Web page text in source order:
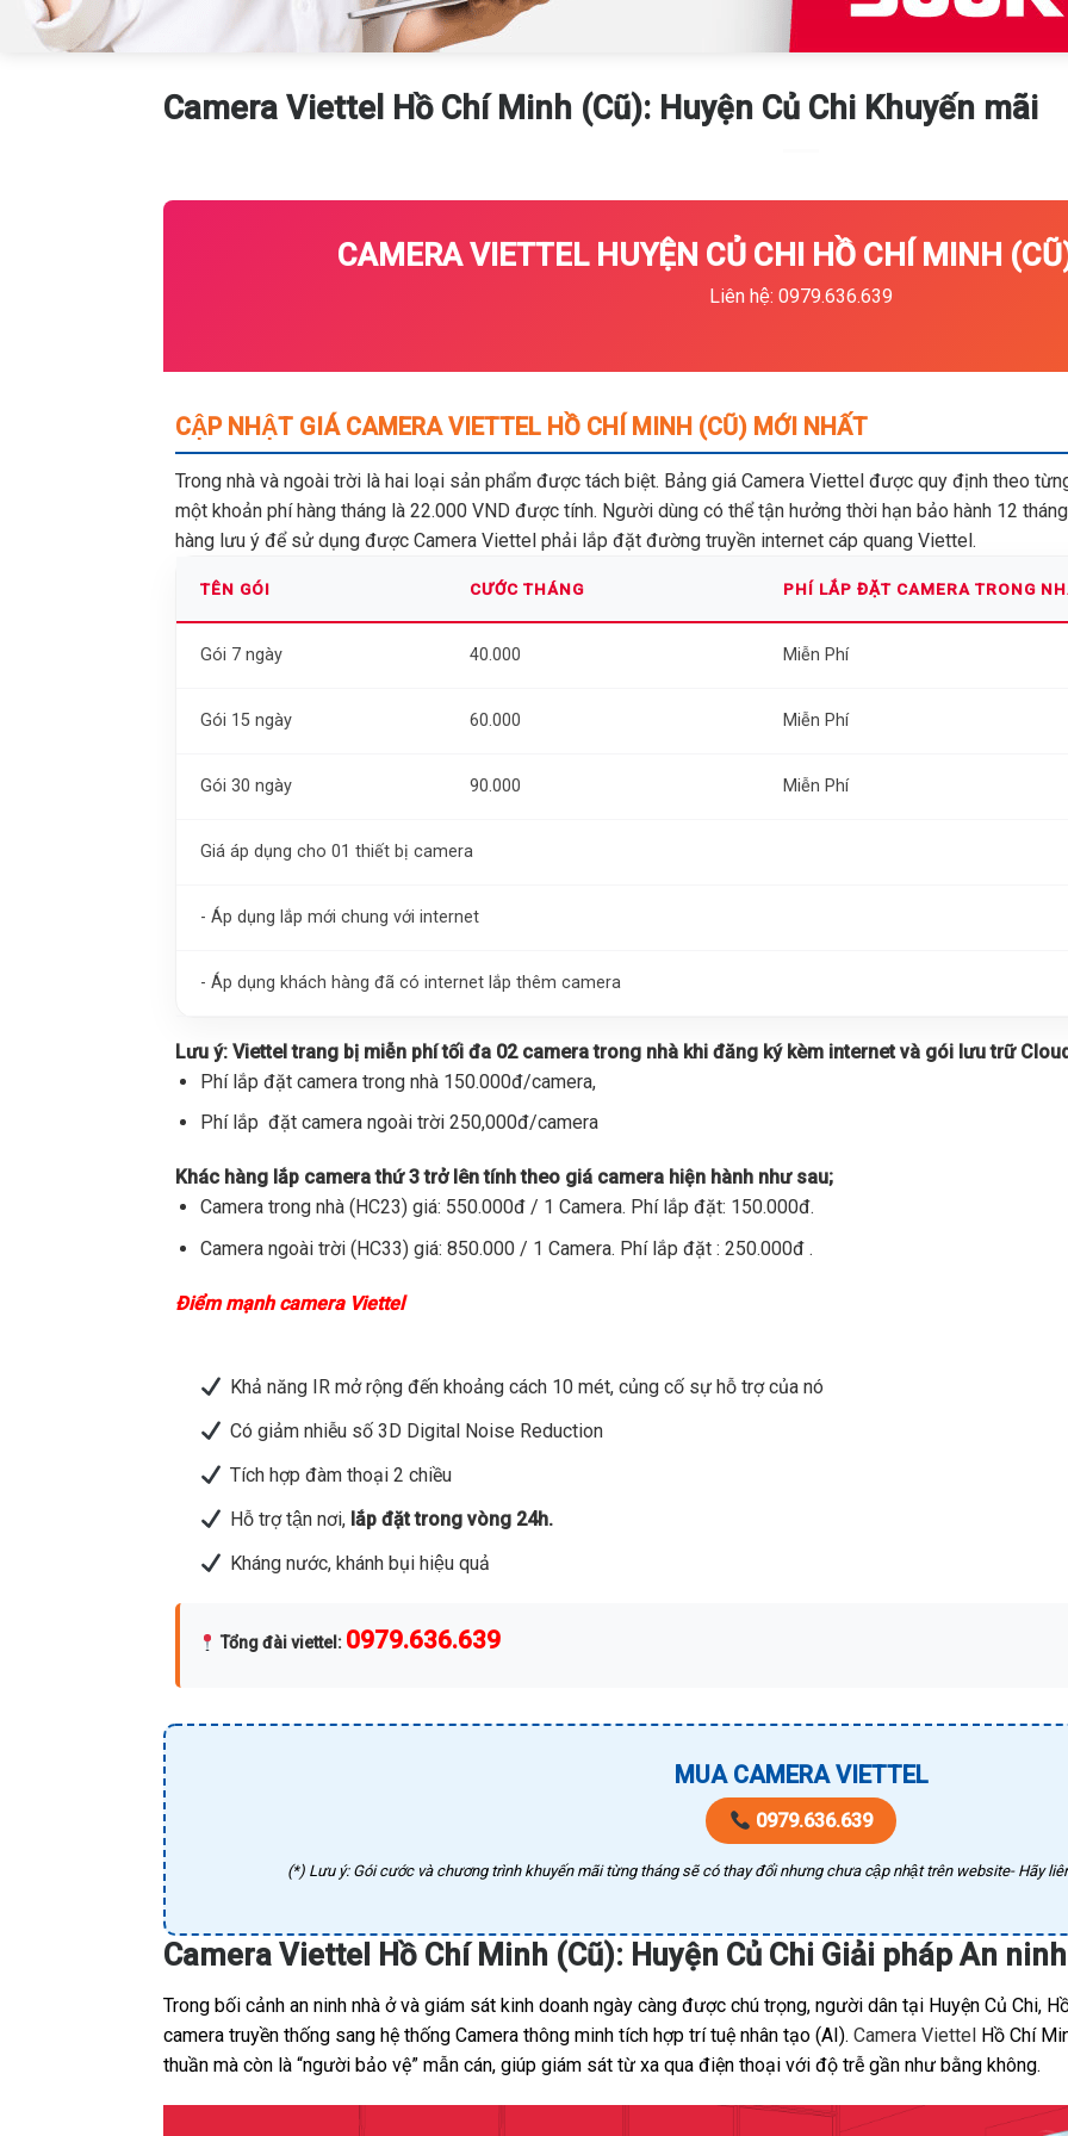
Camera Viettel Hồ Chí Minh (Cũ): Huyện Củ Chi Khuyến mãi
CAMERA VIETTEL HUYỆN CỦ CHI HỒ CHÍ MINH
Liên hệ: 0979.636.639
CẬP NHẬT GIÁ CAMERA VIETTEL HỒ CHÍ MINH (CŨ) MỚI NHẤT
Trong nhà và ngoài trời là hai loại sản phẩm được tách biệt. Bảng giá Camera Viettel được quy định theo
một khoản phí hàng tháng là 22.000 VND được tính. Người dùng có thể tận hưởng thời hạn bảo hành 12
hàng lưu ý để sử dụng được Camera Viettel phải lắp đặt đường truyền internet cáp quang Viettel.
TÊN GÓI CƯỚC THÁNG PHÍ LẮP ĐẶT CAMERA TRONG
Gói 7 ngày 40.000 Miễn Phí
Gói 15 ngày 60.000 Miễn Phí
Gói 30 ngày 90.000 Miễn Phí
Giá áp dụng cho 01 thiết bị camera
- Áp dụng lắp mới chung với internet
- Áp dụng khách hàng đã có internet lắp thêm camera
Lưu ý: Viettel trang bị miễn phí tối đa 02 camera trong nhà khi đăng ký kèm internet và gói lưu trữ
Phí lắp đặt camera trong nhà 150.000đ/camera,
Phí lắp đặt camera ngoài trời 250,000đ/camera
Khác hàng lắp camera thứ 3 trở lên tính theo giá camera hiện hành như sau;
Camera trong nhà (HC23) giá: 550.000đ / 1 Camera. Phí lắp đặt: 150.000đ.
Camera ngoài trời (HC33) giá: 850.000 / 1 Camera. Phí lắp đặt : 250.000đ .
Điểm mạnh camera Viettel
Khả năng IR mở rộng đến khoảng cách 10 mét, củng cố sự hỗ trợ của nó
Có giảm nhiễu số 3D Digital Noise Reduction
Tích hợp đàm thoại 2 chiều
Hỗ trợ tận nơi,lắp đặt trong vòng 24h.
Kháng nước, khánh bụi hiệu quả
Tổng đài viettel : 0979.636.639
MUA CAMERA VIETTEL
0979.636.639
(*) Lưu ý: Gói cước và chương trình khuyến mãi từng tháng sẽ có thay đổi nhưng chưa cập nhật trên website- Hãy
Camera Viettel Hồ Chí Minh (Cũ): Huyện Củ Chi Giải pháp An
Trong bối cảnh an ninh nhà ở và giám sát kinh doanh ngày càng được chú trọng, người dân tại Huyện Củ Chi,
camera truyền thống sang hệ thống Camera thông minh tích hợp trí tuệ nhân tạo (AI). Camera Viettel Hồ Chí
thuần mà còn là “người bảo vệ” mẫn cán, giúp giám sát từ xa qua điện thoại với độ trễ gần như bằng không.